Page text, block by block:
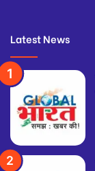
Latest News